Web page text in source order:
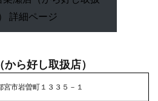
詳細ページ
ら好し取扱店）
宮市岩曽町１３３５－１